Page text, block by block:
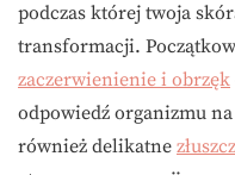
podczas której twoja
transformacji.
zaczerwienienie i obrzęk
odpowiedź organizmu
również delikatne